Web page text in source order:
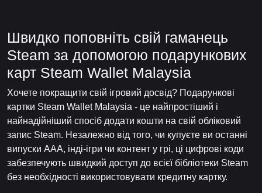
Швидко поповніть свій гаманець
Steam за допомогою подарункових
карт Steam Wallet Malaysia
Хочете покращити свій ігровий досвід? Подарункові
картки Steam Wallet Malaysia - це найпростіший і
найнадійніший спосіб додати кошти на свій обліковий
запис Steam. Незалежно від того, чи купуєте ви останні
випуски AAA, інді-ігри чи контент у грі, ці цифрові коди
забезпечують швидкий доступ до всієї бібліотеки Steam
без необхідності використовувати кредитну картку.